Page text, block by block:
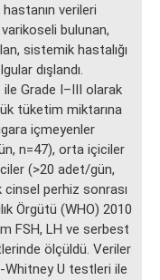
verileri
bulunan,
sistemik hastalığı
dışlandı.
Grade I–III olarak
tüketim miktarına
içmeyenler
n=47), orta içiciler
(>20 adet/gün,
perhiz sonrası
Örgütü (WHO) 2010
FSH, LH ve serbest
ölçüldü. Veriler
Whitney U testleri ile